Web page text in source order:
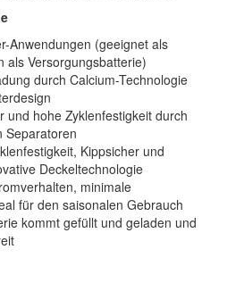
Anwendungen (geeignet als
als Versorgungsbatterie)
durch Calcium-Technologie
und hohe Zyklenfestigkeit durch
Separatoren
Kippsicher und
Deckeltechnologie
minimale
für den saisonalen Gebrauch
kommt gefüllt und geladen und